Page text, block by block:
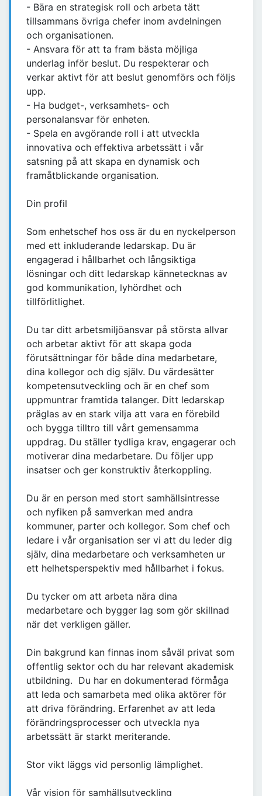
- Bära en strategisk roll och arbeta tätt
tillsammans övriga chefer inom avdelningen
och organisationen.
- Ansvara för att ta fram bästa möjliga
underlag inför beslut. Du respekterar och
verkar aktivt för att beslut genomförs och följs
upp.
- Ha budget-, verksamhets- och
personalansvar för enheten.
- Spela en avgörande roll i att utveckla
innovativa och effektiva arbetssätt i vår
satsning på att skapa en dynamisk och
framåtblickande organisation.
Din profil
Som enhetschef hos oss är du en nyckelperson
med ett inkluderande ledarskap. Du är
engagerad i hållbarhet och långsiktiga
lösningar och ditt ledarskap kännetecknas av
god kommunikation, lyhördhet och
tillförlitlighet.
Du tar ditt arbetsmiljöansvar på största allvar
och arbetar aktivt för att skapa goda
förutsättningar för både dina medarbetare,
dina kollegor och dig själv. Du värdesätter
kompetensutveckling och är en chef som
uppmuntrar framtida talanger. Ditt ledarskap
präglas av en stark vilja att vara en förebild
och bygga tilltro till vårt gemensamma
uppdrag. Du ställer tydliga krav, engagerar och
motiverar dina medarbetare. Du följer upp
insatser och ger konstruktiv återkoppling.
Du är en person med stort samhällsintresse
och nyfiken på samverkan med andra
kommuner, parter och kollegor. Som chef och
ledare i vår organisation ser vi att du leder dig
själv, dina medarbetare och verksamheten ur
ett helhetsperspektiv med hållbarhet i fokus.
Du tycker om att arbeta nära dina
medarbetare och bygger lag som gör skillnad
när det verkligen gäller.
Din bakgrund kan finnas inom såväl privat som
offentlig sektor och du har relevant akademisk
utbildning. Du har en dokumenterad förmåga
att leda och samarbeta med olika aktörer för
att driva förändring. Erfarenhet av att leda
förändringsprocesser och utveckla nya
arbetssätt är starkt meriterande.
Stor vikt läggs vid personlig lämplighet.
Vår vision för samhällsutveckling